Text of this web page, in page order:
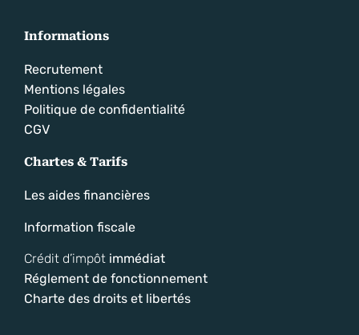
Informations
Recrutement
Mentions légales
Politique de confidentialité
CGV
Chartes & Tarifs
Les aides financières
Information fiscale
Crédit d’impôt immédiat
Réglement de fonctionnement
Charte des droits et libertés